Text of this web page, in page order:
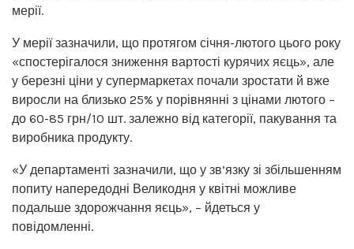
мерії.
У мерії зазначили, що протягом січня-лютого цього року
«спостерігалося зниження вартості курячих яєць», але
у березні ціни у супермаркетах почали зростати й вже
виросли на близько 25% у порівнянні з цінами лютого –
до 60-85 грн/10 шт. залежно від категорії, пакування та
виробника продукту.
«У департаменті зазначили, що у зв’язку зі збільшенням
попиту напередодні Великодня у квітні можливе
подальше здорожчання яєць», – йдеться у
повідомленні.